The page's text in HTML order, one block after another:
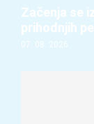
Začenja se
prihodnjih
07. 08. 2026